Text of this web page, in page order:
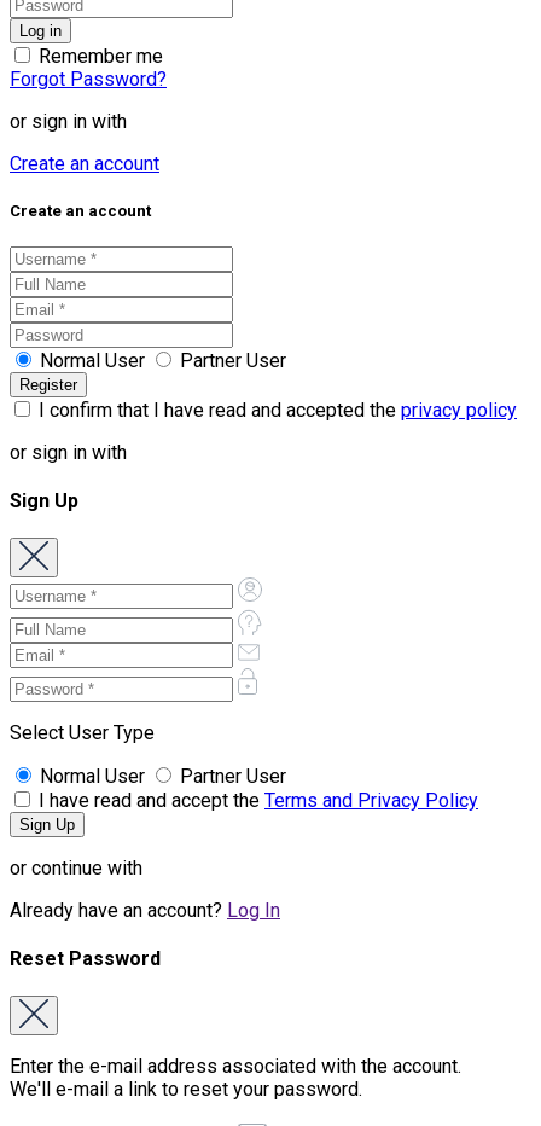
Remember me
Forgot Password?
or sign in with
Create an account
Create an account
Normal User Partner User
I confirm that I have read and accepted the privacy policy
or sign in with
Sign Up
Select User Type
Normal User
Partner User
I have read and accept the Terms and Privacy Policy
or continue with
Already have an account? Log In
Reset Password
Enter the e-mail address associated with the account.
We'll e-mail a link to reset your password.